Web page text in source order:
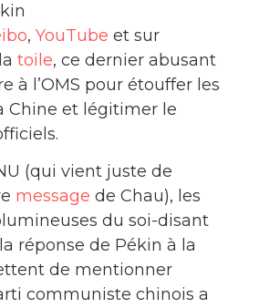
, YouTube et sur
toile, ce dernier abusant
à l’OMS pour étouffer les
Chine et légitimer le
(qui vient juste de
message de Chau), les
du soi-disant
réponse de Pékin à la
de mentionner
communiste chinois a